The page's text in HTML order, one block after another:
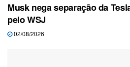
Musk nega separação da
pelo WSJ
02/08/2026